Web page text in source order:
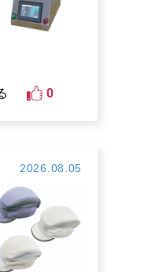
0
2026.08.05